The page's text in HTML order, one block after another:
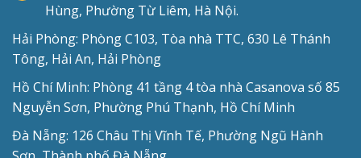
Hùng, Phường Từ Liêm, Hà Nội.
Hải Phòng: Phòng C103, Tòa nhà TTC, 630 Lê Thánh
Tông, Hải An, Hải Phòng
Hồ Chí Minh: Phòng 41 tầng 4 tòa nhà Casanova số 85
Nguyễn Sơn, Phường Phú Thạnh, Hồ Chí Minh
Đà Nẵng: 126 Châu Thị Vĩnh Tế, Phường Ngũ Hành